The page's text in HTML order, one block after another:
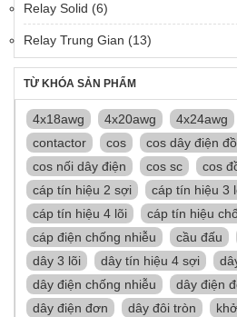
Relay Solid (6)
Relay Trung Gian (13)
TỪ KHÓA SẢN PHẨM
4x18awg 4x20awg 4x24awg
contactor
cos cos dây điện
cos nối dây điện
cos sc
cos
cáp tín hiệu 2 sợi
cáp tín hiệu 3
cáp tín hiệu 4 lõi
cáp tín hiệu
cáp điện chống nhiễu
cầu đấu
dây 3 lõi
dây tín hiệu 4 sợi
dây điện chống nhiễu
dây điện
dây điện đơn
dây đôi tròn